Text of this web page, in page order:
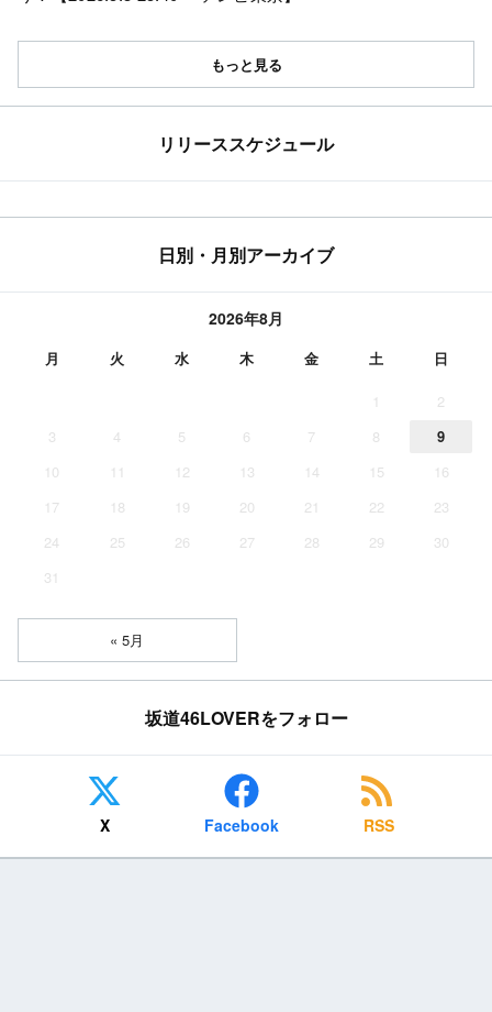
もっと見る
リリーススケジュール
日別・月別アーカイブ
2026年8月
月 火 水 木 金 土 日
1
2
3
4 5 6 7 8
9
10
11 12 13 14 15
16
17
18 19 20 21 22
23
24
25 26 27 28 29
30
31
« 5月
坂道46LOVERをフォロー
X Facebook RSS